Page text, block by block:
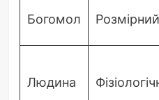
Богомол Розмірний
Людина